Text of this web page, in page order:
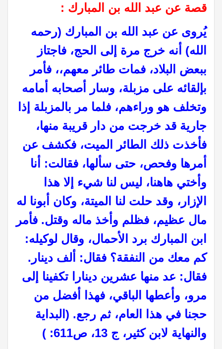
قصة عن عبد الله بن المبارك :
يُروى عن عبد الله بن المبارك (رحمه
الله) أنه خرج مرة إلى الحج، فاجتاز
ببعض البلاد، فمات طائر معهم،، فأمر
بإلقائه على مزبلة، وسار أصحابه أمامه
وتخلف هو وراءهم، فلما مر بالمزبلة إذا
جارية قد خرجت من دار قريبة منها،
فأخذت ذلك الطائر الميت، فكشف عن
أمرها وفحص، حتى سألها، فقالت: أنا
وأختي هاهنا، ليس لنا شيء إلا هذا
الإزار، وقد حلت لنا الميتة، وكان أبونا له
مال عظيم، فظلم وأخذ ماله وقتل. فأمر
ابن المبارك برد الأحمال، وقال لوكيله:
كم معك من النفقة؟ فقال: ألف دينار.
فقال: عد منها عشرين دينارا تكفينا إلى
مرو، وأعطها الباقي، فهذا أفضل من
حجنا في هذا العام، ثم رجع. (البداية
والنهاية لابن كثير، ج 13، ص611:
(